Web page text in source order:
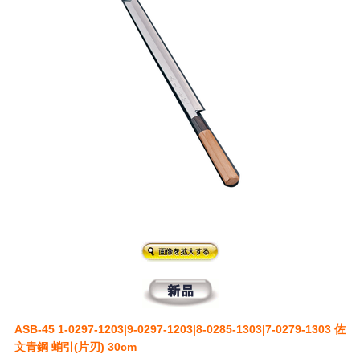
ASB-45 1-0297-1203|9-0297-1203|8-0285-1303|7-0279-1303 佐
文青鋼 蛸引(片刃) 30cm